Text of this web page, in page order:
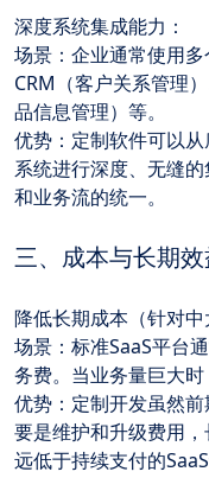
深度系统集成能力：
场景：企业通常使用多
CRM（客户关系管理
品信息管理）等。
优势：定制软件可以
系统进行深度、无缝
和业务流的统一。
三、成本与长期
降低长期成本（针对中
场景：标准SaaS平台
务费。当业务量巨大时
优势：定制开发虽然
要是维护和升级费用
远低于持续支付的SaaS